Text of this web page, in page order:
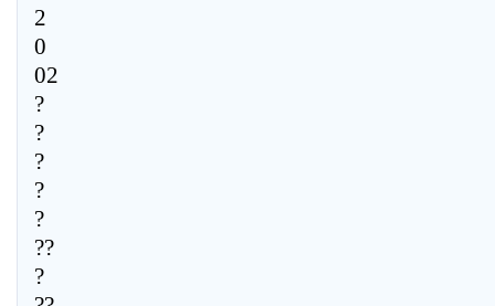
2
0
02
?
?
?
?
?
??
?